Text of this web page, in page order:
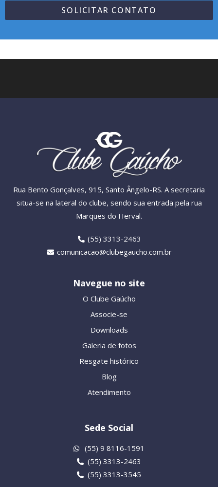
SOLICITAR CONTATO
Rua Bento Gonçalves, 915, Santo Ângelo-RS. A secretaria
situa-se na lateral do clube, sendo sua entrada pela rua
Marques do Herval.
(55) 3313-2463
comunicacao@clubegaucho.com.br
Navegue no site
O Clube Gaúcho
Associe-se
Downloads
Galeria de fotos
Resgate histórico
Blog
Atendimento
Sede Social
(55) 9 8116-1591
(55) 3313-2463
(55) 3313-3545